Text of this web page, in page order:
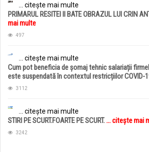
... citește mai multe
PRIMARUL RESITEI II BATE OBRAZUL LUI CRIN
mai multe
497
... citește mai multe
Cum pot beneficia de șomaj tehnic salariații
este suspendată în contextul restricțiilor COVID-
3112
... citește mai multe
STIRI PE SCURT.FOARTE PE SCURT.... citește mai
3242